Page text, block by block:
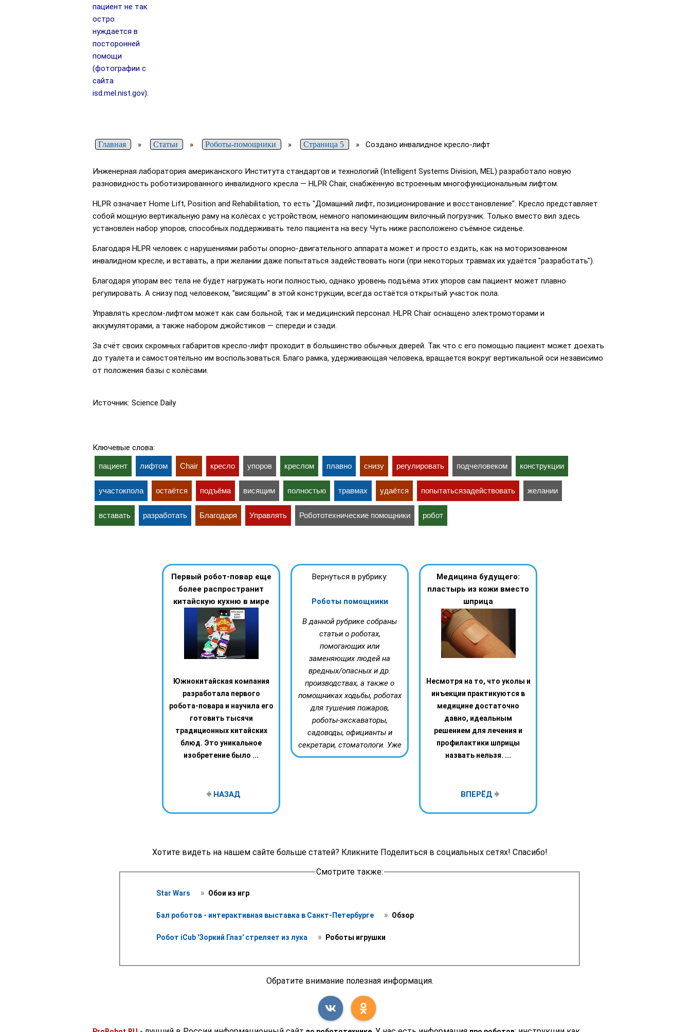
пациент не так
остро
нуждается в
посторонней
помощи
(фотографии с
сайта
isd.mel.nist.gov).
Главная » Статьи » Роботы-помощники » Страница 5 » Создано инвалидное кресло-лифт
Инженерная лаборатория американского Института стандартов и технологий (Intelligent Systems Division, MEL) разработало новую
разновидность роботизированного инвалидного кресла — HLPR Chair, снабжённую встроенным многофункциональным лифтом.
HLPR означает Home Lift, Position and Rehabilitation, то есть "Домашний лифт, позиционирование и восстановление". Кресло представляет
собой мощную вертикальную раму на колёсах с устройством, немного напоминающим вилочный погрузчик. Только вместо вил здесь
установлен набор упоров, способных поддерживать тело пациента на весу. Чуть ниже расположено съёмное сиденье.
Благодаря HLPR человек с нарушениями работы опорно-двигательного аппарата может и просто ездить, как на моторизованном
инвалидном кресле, и вставать, а при желании даже попытаться задействовать ноги (при некоторых травмах их удаётся "разработать").
Благодаря упорам вес тела не будет нагружать ноги полностью, однако уровень подъёма этих упоров сам пациент может плавно
регулировать. А снизу под человеком, "висящим" в этой конструкции, всегда остаётся открытый участок пола.
Управлять креслом-лифтом может как сам больной, так и медицинский персонал. HLPR Chair оснащено электромоторами и
аккумуляторами, а также набором джойстиков — спереди и сзади.
За счёт своих скромных габаритов кресло-лифт проходит в большинство обычных дверей. Так что с его помощью пациент может доехать
до туалета и самостоятельно им воспользоваться. Благо рамка, удерживающая человека, вращается вокруг вертикальной оси независимо
от положения базы с колёсами.
Источник: Science Daily
Ключевые слова:
пациент лифтом Chair кресло упоров креслом плавно снизу регулировать подчеловеком конструкции
участокпола остаётся подъёма висящим полностью травмах удаётся попытатьсязадействовать желании
вставать разработать Благодаря Управлять Робототехнические помощники робот
Первый робот-повар еще
более распространит
китайскую кухню в мире
Южнокитайская компания
разработала первого
робота-повара и научила его
готовить тысячи
традиционных китайских
блюд. Это уникальное
изобретение было ...
НАЗАД
Вернуться в рубрику:
Роботы помощники
В данной рубрике собраны
статьи о роботах,
помогающих или
заменяющих людей на
вредных/опасных и др.
производствах, а также о
помощниках ходьбы, роботах
для тушения пожаров,
роботы-экскаваторы,
садоводы, официанты и
секретари, стоматологи. Уже
Медицина будущего:
пластырь из кожи вместо
шприца
Несмотря на то, что уколы и
инъекции практикуются в
медицине достаточно
давно, идеальным
решением для лечения и
профилактики шприцы
назвать нельзя. ...
ВПЕРЁД
Хотите видеть на нашем сайте больше статей? Кликните Поделиться в социальных сетях! Спасибо!
Смотрите также:
Star Wars » Обои из игр
Бал роботов - интерактивная выставка в Санкт-Петербурге » Обзор
Робот iCub 'Зоркий Глаз' стреляет из лука » Роботы игрушки
Обратите внимание полезная информация.